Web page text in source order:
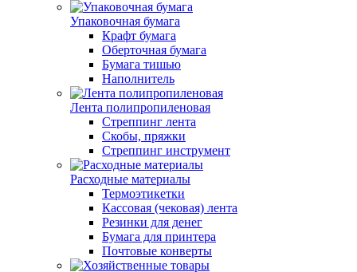
Упаковочная бумага
Крафт бумага
Оберточная бумага
Бумага тишью
Наполнитель
Лента полипропиленовая
Стреппинг лента
Скобы, пряжки
Стреппинг инструмент
Расходные материалы
Термоэтикетки
Кассовая (чековая) лента
Резинки для денег
Бумага для принтера
Почтовые конверты